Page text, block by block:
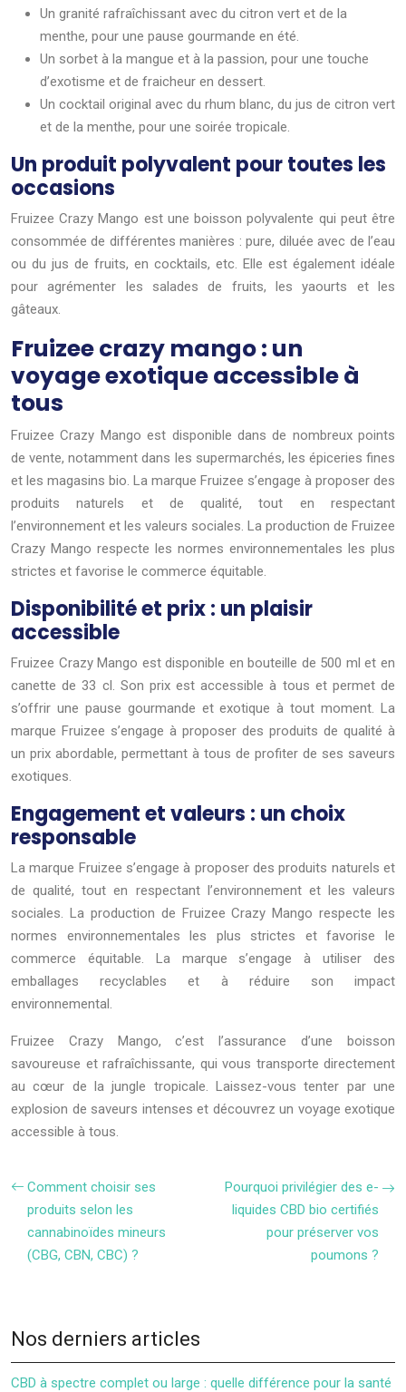
Un granité rafraîchissant avec du citron vert et de la
menthe, pour une pause gourmande en été.
Un sorbet à la mangue et à la passion, pour une touche
d’exotisme et de fraicheur en dessert.
Un cocktail original avec du rhum blanc, du jus de citron vert
et de la menthe, pour une soirée tropicale.
Un produit polyvalent pour toutes les
occasions
Fruizee Crazy Mango est une boisson polyvalente qui peut être
consommée de différentes manières : pure, diluée avec de l’eau
ou du jus de fruits, en cocktails, etc. Elle est également idéale
pour agrémenter les salades de fruits, les yaourts et les
gâteaux.
Fruizee crazy mango : un
voyage exotique accessible à
tous
Fruizee Crazy Mango est disponible dans de nombreux points
de vente, notamment dans les supermarchés, les épiceries fines
et les magasins bio. La marque Fruizee s’engage à proposer des
produits naturels et de qualité, tout en respectant
l’environnement et les valeurs sociales. La production de Fruizee
Crazy Mango respecte les normes environnementales les plus
strictes et favorise le commerce équitable.
Disponibilité et prix : un plaisir
accessible
Fruizee Crazy Mango est disponible en bouteille de 500 ml et en
canette de 33 cl. Son prix est accessible à tous et permet de
s’offrir une pause gourmande et exotique à tout moment. La
marque Fruizee s’engage à proposer des produits de qualité à
un prix abordable, permettant à tous de profiter de ses saveurs
exotiques.
Engagement et valeurs : un choix
responsable
La marque Fruizee s’engage à proposer des produits naturels et
de qualité, tout en respectant l’environnement et les valeurs
sociales. La production de Fruizee Crazy Mango respecte les
normes environnementales les plus strictes et favorise le
commerce équitable. La marque s’engage à utiliser des
emballages recyclables et à réduire son impact
environnemental.
Fruizee Crazy Mango, c’est l’assurance d’une boisson
savoureuse et rafraîchissante, qui vous transporte directement
au cœur de la jungle tropicale. Laissez-vous tenter par une
explosion de saveurs intenses et découvrez un voyage exotique
accessible à tous.
Comment choisir ses
produits selon les
cannabinoïdes mineurs
(CBG, CBN, CBC) ?
Pourquoi privilégier des e-
liquides CBD bio certifiés
pour préserver vos
poumons ?
Nos derniers articles
CBD à spectre complet ou large : quelle différence pour la santé